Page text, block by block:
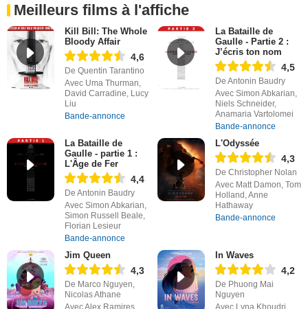
Meilleurs films à l'affiche
Kill Bill: The Whole
Bloody Affair
4,6
De Quentin Tarantino
Avec Uma Thurman,
David Carradine, Lucy
Liu
Bande-annonce
La Bataille de
Gaulle - Partie 2 :
J’écris ton nom
4,5
De Antonin Baudry
Avec Simon Abkarian,
Niels Schneider,
Anamaria Vartolomei
Bande-annonce
La Bataille de
Gaulle - partie 1 :
L'Âge de Fer
4,4
De Antonin Baudry
Avec Simon Abkarian,
Simon Russell Beale,
Florian Lesieur
Bande-annonce
L'Odyssée
4,3
De Christopher Nolan
Avec Matt Damon, Tom
Holland, Anne
Hathaway
Bande-annonce
Jim Queen
4,3
De Marco Nguyen,
Nicolas Athane
Avec Alex Ramires,
In Waves
4,2
De Phuong Mai
Nguyen
Avec Lyna Khoudri,